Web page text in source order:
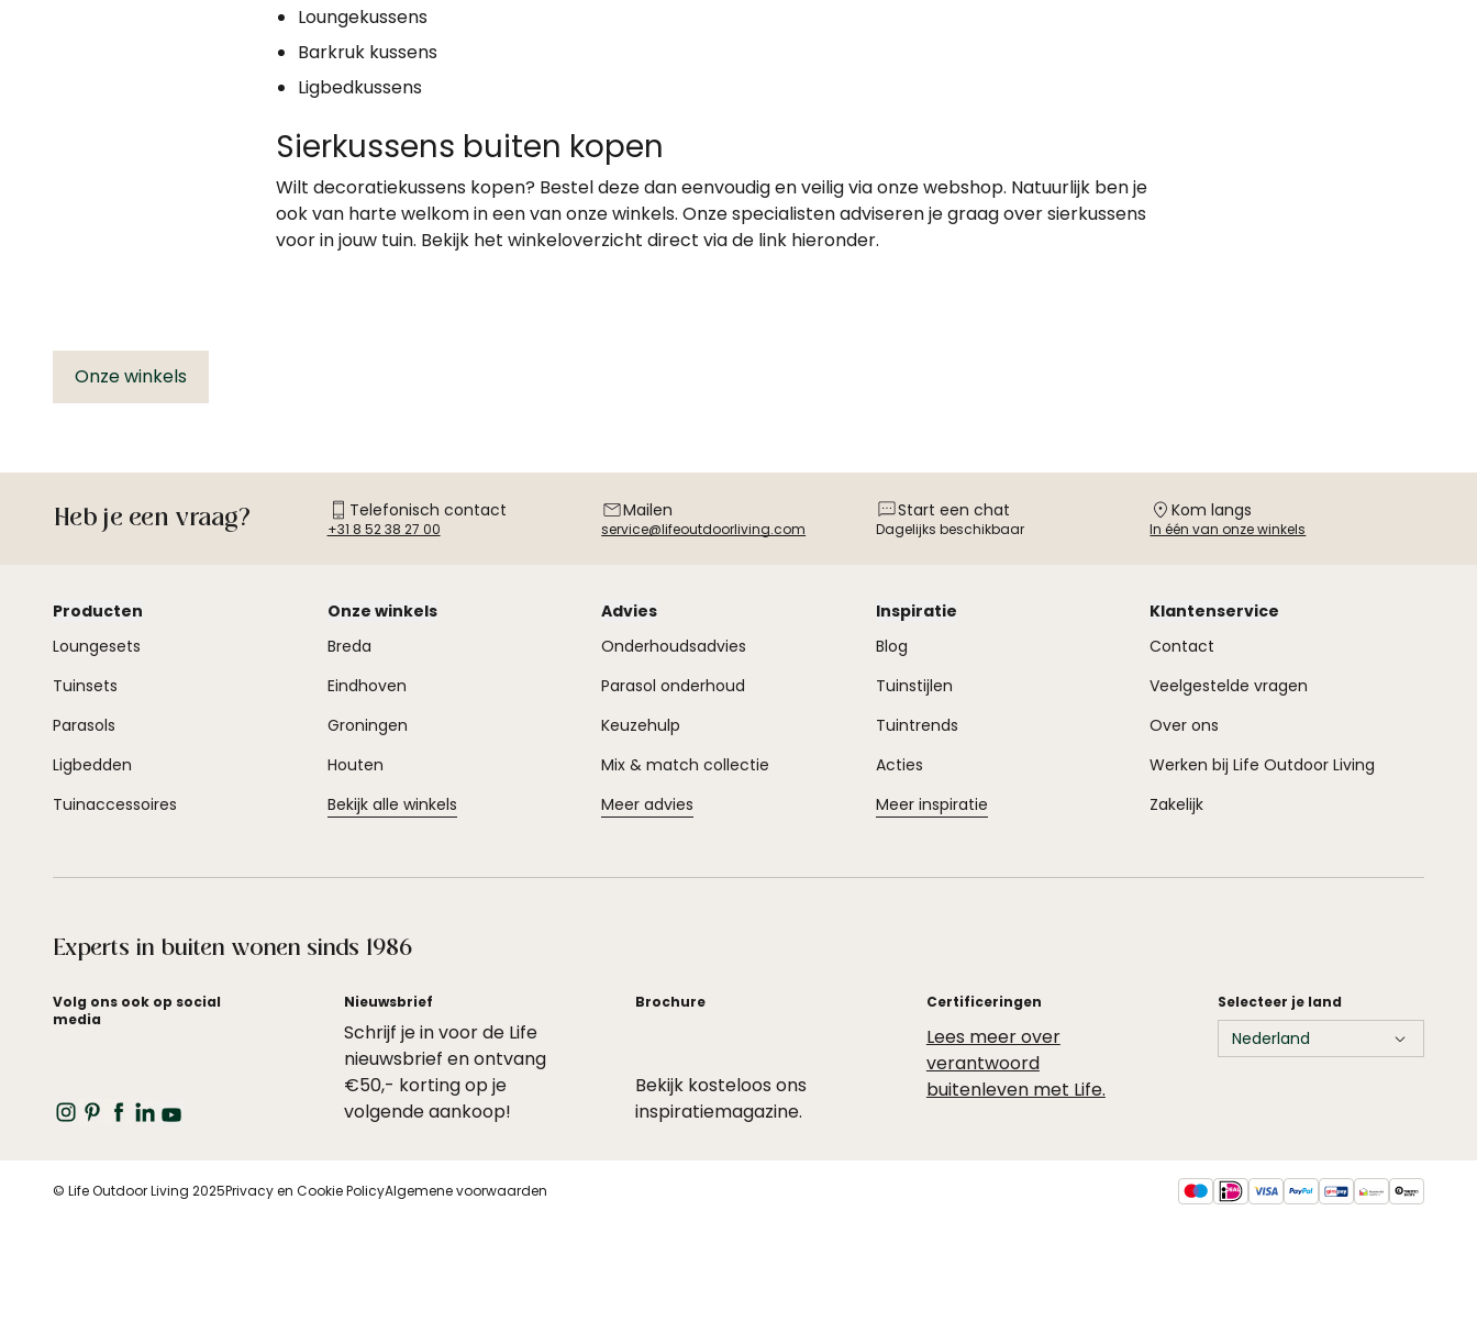
Loungekussens
Barkruk kussens
Ligbedkussens
Sierkussens buiten kopen
Wilt decoratiekussens kopen? Bestel deze dan eenvoudig en veilig via onze webshop. Natuurlijk ben je
ook van harte welkom in een van onze winkels. Onze specialisten adviseren je graag over sierkussens
voor in jouw tuin. Bekijk het winkeloverzicht direct via de link hieronder.
Onze winkels
Heb je een vraag? Telefonisch contact
+31 8 52 38 27 00
Mailen
service@lifeoutdoorliving.com
Start een chat
Dagelijks beschikbaar
Kom langs
In één van onze winkels
Producten
Loungesets
Tuinsets
Parasols
Ligbedden
Tuinaccessoires
Onze winkels
Breda
Eindhoven
Groningen
Houten
Bekijk alle winkels
Advies
Onderhoudsadvies
Parasol onderhoud
Keuzehulp
Mix & match collectie
Meer advies
Inspiratie
Blog
Tuinstijlen
Tuintrends
Acties
Meer inspiratie
Klantenservice
Contact
Veelgestelde vragen
Over ons
Werken bij Life Outdoor Living
Zakelijk
Experts in buiten wonen sinds 1986
Volg ons ook op social
media
Nieuwsbrief
Schrijf je in voor de Life
nieuwsbrief en ontvang
€50,- korting op je
volgende aankoop!
Brochure
Bekijk kosteloos ons
inspiratiemagazine.
Certificeringen
Lees meer over
verantwoord
buitenleven met Life.
Selecteer je land
© Life Outdoor Living 2025Privacy en Cookie PolicyAlgemene voorwaarden MaestroIdealVia PaypalGiro payThuiswinkel
Trusted